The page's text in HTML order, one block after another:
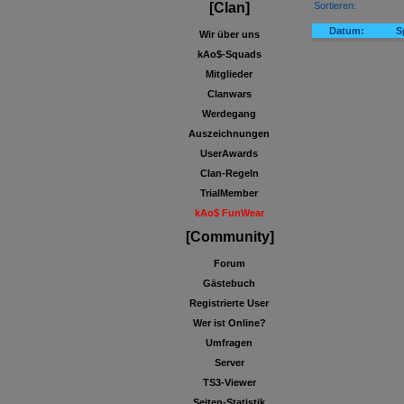
[Clan]
Wir über uns
kAo$-Squads
Mitglieder
Clanwars
Werdegang
Auszeichnungen
UserAwards
Clan-Regeln
TrialMember
kAo$ FunWear
[Community]
Forum
Gästebuch
Registrierte User
Wer ist Online?
Umfragen
Server
TS3-Viewer
Sortieren:
Datum: